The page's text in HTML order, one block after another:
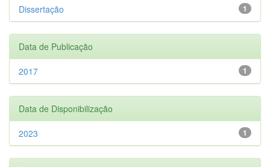
1
Dissertação
Data de Publicação
1
2017
Data de Disponibilização
1
2023